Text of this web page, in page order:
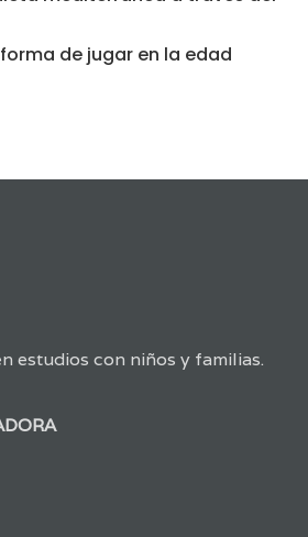
de jugar en la edad
estudios con niños y familias.